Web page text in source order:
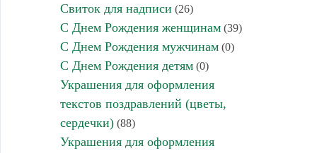
Свиток для надписи (26)
С Днем Рождения женщинам(39)
С Днем Рождения мужчинам(0)
С Днем Рождения детям(0)
Украшения для оформления
текстов поздравлений (цветы,
сердечки)(88)
Украшения для оформления